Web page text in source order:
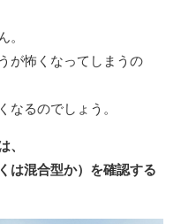
。
が怖くなってしまうの
なるのでしょう。
、
は混合型か）を確認する